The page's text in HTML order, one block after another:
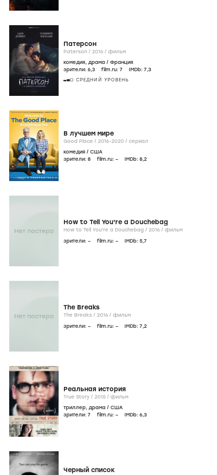
Патерсон
Paterson / 2016 / фильм
комедия, драма / Франция
зрители: 6,3 film.ru: 7 IMDb: 7,3
СРЕДНИЙ УРОВЕНЬ
В лучшем мире
Good Place / 2016-2020 / сериал
комедия / США
зрители: 8 film.ru: – IMDb: 8,2
How to Tell You're a Douchebag
How to Tell You're a Douchebag / 2016 / фильм
зрители: – film.ru: – IMDb: 5,7
The Breaks
The Breaks / 2016 / фильм
зрители: – film.ru: – IMDb: 7,2
Реальная история
True Story / 2015 / фильм
триллер, драма / США
зрители: 7 film.ru: – IMDb: 6,3
Черный список